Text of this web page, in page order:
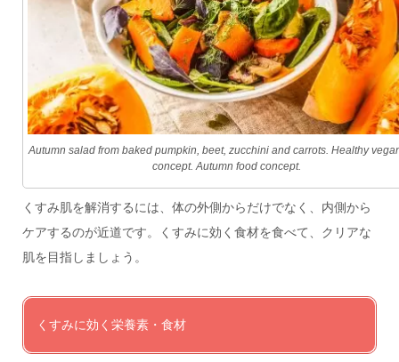
Autumn salad from baked pumpkin, beet, zucchini and carrots. Healthy
concept. Autumn food concept.
くすみ肌を解消するには、体の外側からだけでなく、内側から
ケアするのが近道です。くすみに効く食材を食べて、クリアな
肌を目指しましょう。
くすみに効く栄養素・食材